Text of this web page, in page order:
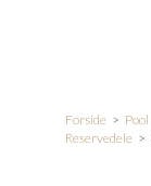
Forside > Pool
Reservedele >